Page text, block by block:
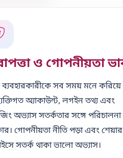
ও গোপনীয়তা
সব সময় মনে করিয়ে
অ্যাকাউন্ট, লগইন তথ্য এবং
অভ্যাস সতর্কতার সঙ্গে
গোপনীয়তা নীতি পড়া এবং
সতর্ক থাকা ভালো অভ্যাস।